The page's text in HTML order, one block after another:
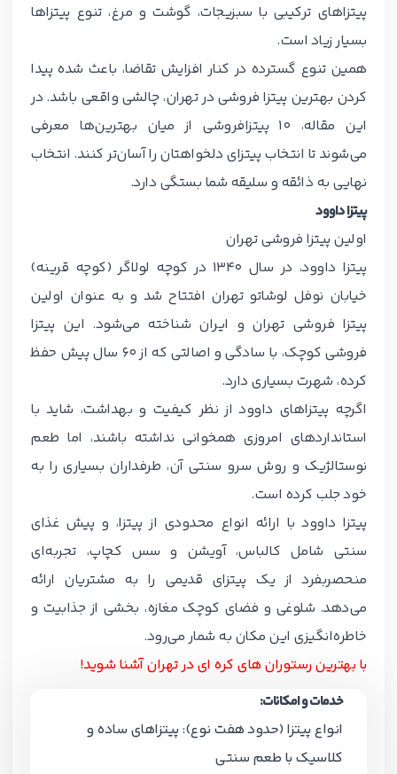
پیتزاهای ترکیبی با سبزیجات، گوشت و مرغ، تنوع پیتزاها
بسیار زیاد است.
همین تنوع گسترده در کنار افزایش تقاضا، باعث شده پیدا
کردن بهترین پیتزا فروشی در تهران، چالشی واقعی باشد. در
این مقاله، 10 پیتزافروشی از میان بهترین‌ها معرفی
می‌شوند تا انتخاب پیتزای دلخواهتان را آسان‌تر کنند. انتخاب
نهایی به ذائقه و سلیقه شما بستگی دارد.
پیتزا داوود
اولین پیتزا فروشی تهران
پیتزا داوود، در سال 1340 در کوچه لولاگر (کوچه قرینه)
خیابان نوفل لوشاتو تهران افتتاح شد و به عنوان اولین
پیتزا فروشی تهران و ایران شناخته می‌شود. این پیتزا
فروشی کوچک، با سادگی و اصالتی که از ۶۰ سال پیش حفظ
کرده، شهرت بسیاری دارد.
اگرچه پیتزاهای داوود از نظر کیفیت و بهداشت، شاید با
استانداردهای امروزی همخوانی نداشته باشند، اما طعم
نوستالژیک و روش سرو سنتی آن، طرفداران بسیاری را به
خود جلب کرده است.
پیتزا داوود با ارائه انواع محدودی از پیتزا، و پیش غذای
سنتی شامل کالباس، آویشن و سس کچاپ، تجربه‌ای
منحصربفرد از یک پیتزای قدیمی را به مشتریان ارائه
می‌دهد. شلوغی و فضای کوچک مغازه، بخشی از جذابیت و
خاطره‌انگیزی این مکان به شمار می‌رود.
با بهترین رستوران های کره ای در تهران آشنا شوید!
خدمات و امکانات:
انواع پیتزا (حدود هفت نوع): پیتزاهای ساده و
کلاسیک با طعم سنتی